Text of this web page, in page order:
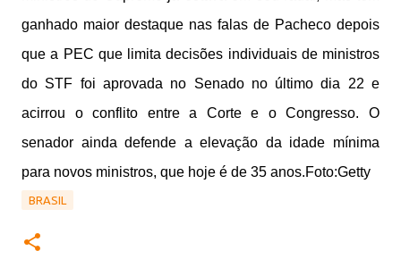
ganhado maior destaque nas falas de Pacheco depois
que a PEC que limita decisões individuais de ministros
do STF foi aprovada no Senado no último dia 22 e
acirrou o conflito entre a Corte e o Congresso. O
senador ainda defende a elevação da idade mínima
para novos ministros, que hoje é de 35 anos.Foto:Getty
BRASIL